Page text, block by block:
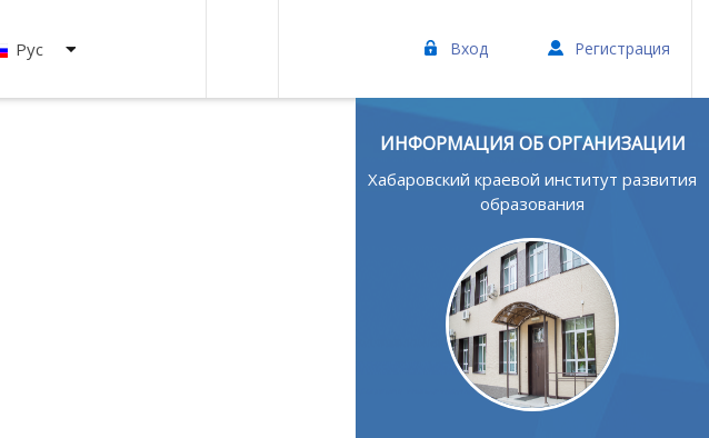
Рус Вход Регистрация
ИНФОРМАЦИЯ ОБ ОРГАНИЗАЦИИ
Хабаровский краевой институт развития
образования